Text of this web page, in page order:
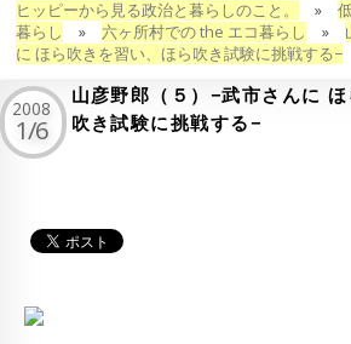
ヒッピーから見る政治と暮らしのこと。 »
暮らし » 六ヶ所村での the エコ暮らし »
に ほら吹きを習い、ほら吹き試験に挑戦する−
山彦野郎（５）−武市さんに
吹き試験に挑戦する−
2008
1/6